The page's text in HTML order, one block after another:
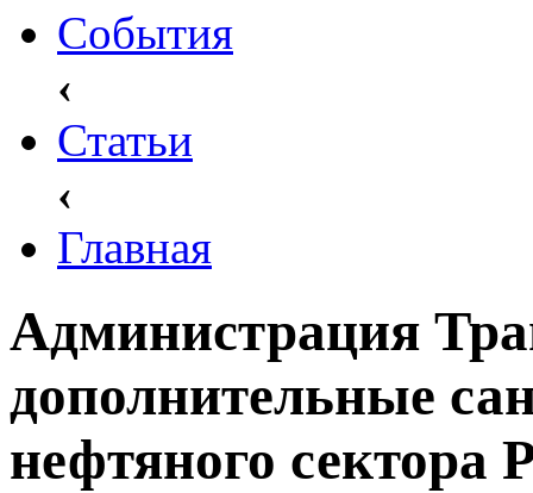
События
‹
Статьи
‹
Главная
Администрация
дополнительные
нефтяного сектора